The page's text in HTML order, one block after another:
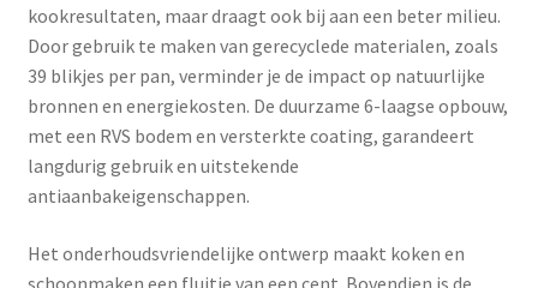
kookresultaten, maar draagt ook bij aan een beter milieu.
Door gebruik te maken van gerecyclede materialen, zoals
39 blikjes per pan, verminder je de impact op natuurlijke
bronnen en energiekosten. De duurzame 6-laagse opbouw,
met een RVS bodem en versterkte coating, garandeert
langdurig gebruik en uitstekende
antiaanbakeigenschappen.
Het onderhoudsvriendelijke ontwerp maakt koken en